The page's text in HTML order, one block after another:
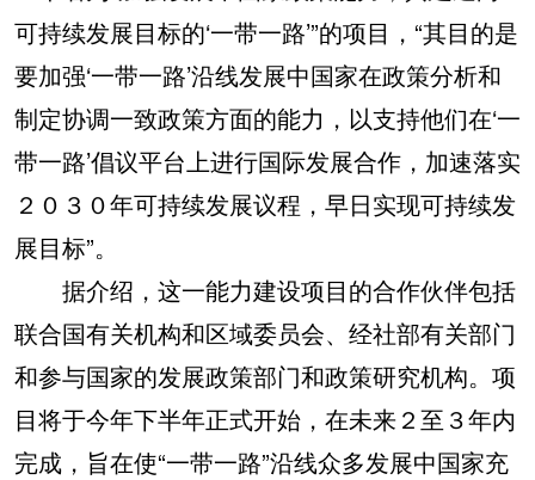
可持续发展目标的‘一带一路’”的项目，“其目的是
要加强‘一带一路’沿线发展中国家在政策分析和
制定协调一致政策方面的能力，以支持他们在‘一
带一路’倡议平台上进行国际发展合作，加速落实
２０３０年可持续发展议程，早日实现可持续发
展目标”。
据介绍，这一能力建设项目的合作伙伴包括
联合国有关机构和区域委员会、经社部有关部门
和参与国家的发展政策部门和政策研究机构。项
目将于今年下半年正式开始，在未来２至３年内
完成，旨在使“一带一路”沿线众多发展中国家充